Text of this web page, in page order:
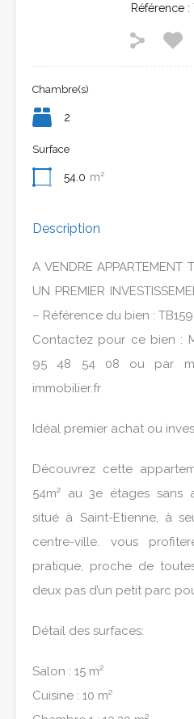
Référence :
Chambre(s)
2
Surface
54.0 m²
Description
A VENDRE APPARTEMENT
UN PREMIER
– Référence du bien :
Contactez pour ce bien :
95 48 54 08 ou par
immobilier.fr
Idéal premier achat ou
Découvrez cette
54m² au 3e étages sans
situé à Saint-Etienne, à
centre-ville. vous
pratique, proche de
deux pas d’un petit parc
Détail des surfaces:
Salon : 15 m²
Cuisine : 10 m²